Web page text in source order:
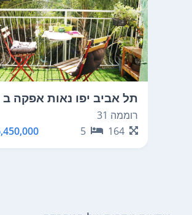
תל אביב יפו נאות אפקה ב
רוממה 31
164
5
₪